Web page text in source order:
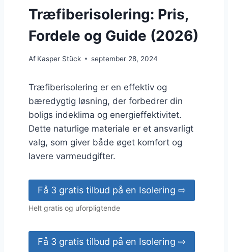
Træfiberisolering: Pris,
Fordele og Guide (2026)
Af Kasper Stück september 28, 2024
Træfiberisolering er en effektiv og
bæredygtig løsning, der forbedrer din
boligs indeklima og energieffektivitet.
Dette naturlige materiale er et ansvarligt
valg, som giver både øget komfort og
lavere varmeudgifter.
Få 3 gratis tilbud på en Isolering ⇨
Helt gratis og uforpligtende
Få 3 gratis tilbud på en Isolering ⇨